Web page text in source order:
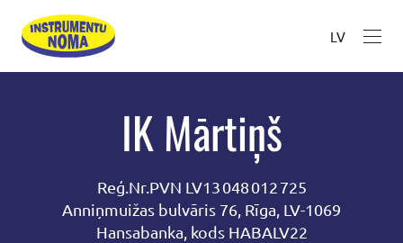
LV
IK Mārtiņš
Reģ.Nr.PVN LV13 048 012 725
Anniņmuižas bulvāris 76, Rīga, LV-1069
Hansabanka, kods HABALV22